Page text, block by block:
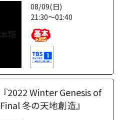
08/09(日)
21:30～01:40
2022 Winter Genesis of
冬の天地創造』